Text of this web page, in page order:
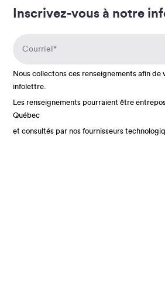
Inscrivez-vous à notre
Nous collectons ces renseignements afin de
infolettre.
Les renseignements pourraient être
Québec
et consultés par nos fournisseurs